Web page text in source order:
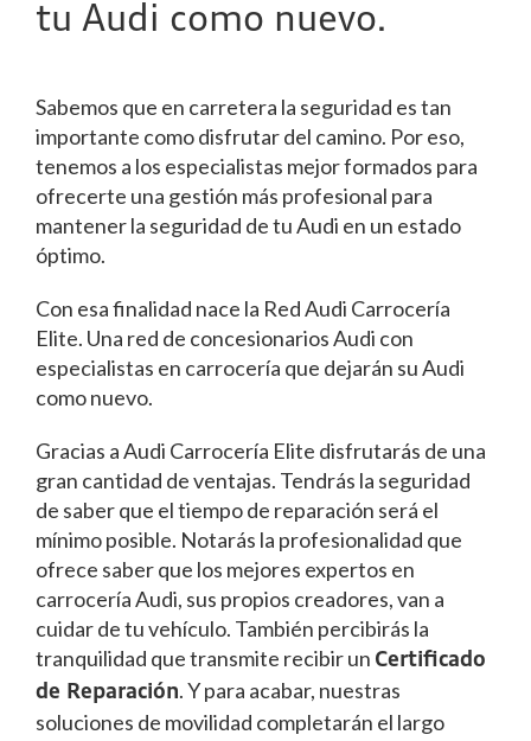
tu Audi como nuevo.
Sabemos que en carretera la seguridad es tan
importante como disfrutar del camino. Por eso,
tenemos a los especialistas mejor formados para
ofrecerte una gestión más profesional para
mantener la seguridad de tu Audi en un estado
óptimo.
Con esa finalidad nace la Red Audi Carrocería
Elite. Una red de concesionarios Audi con
especialistas en carrocería que dejarán su Audi
como nuevo.
Gracias a Audi Carrocería Elite disfrutarás de una
gran cantidad de ventajas. Tendrás la seguridad
de saber que el tiempo de reparación será el
mínimo posible. Notarás la profesionalidad que
ofrece saber que los mejores expertos en
carrocería Audi, sus propios creadores, van a
cuidar de tu vehículo. También percibirás la
tranquilidad que transmite recibir un Certificado
de Reparación. Y para acabar, nuestras
soluciones de movilidad completarán el largo